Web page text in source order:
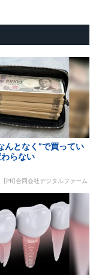
んとなく”で買ってい
らない
[PR]合同会社デジタルファーム